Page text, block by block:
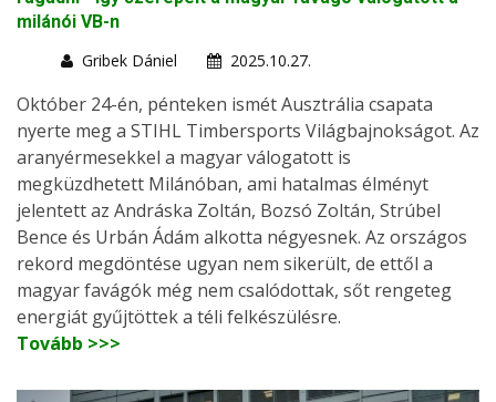
milánói VB-n
Gribek Dániel
2025.10.27.
Október 24-én, pénteken ismét Ausztrália csapata
nyerte meg a STIHL Timbersports Világbajnokságot. Az
aranyérmesekkel a magyar válogatott is
megküzdhetett Milánóban, ami hatalmas élményt
jelentett az Andráska Zoltán, Bozsó Zoltán, Strúbel
Bence és Urbán Ádám alkotta négyesnek. Az országos
rekord megdöntése ugyan nem sikerült, de ettől a
magyar favágók még nem csalódottak, sőt rengeteg
energiát gyűjtöttek a téli felkészülésre.
Tovább >>>